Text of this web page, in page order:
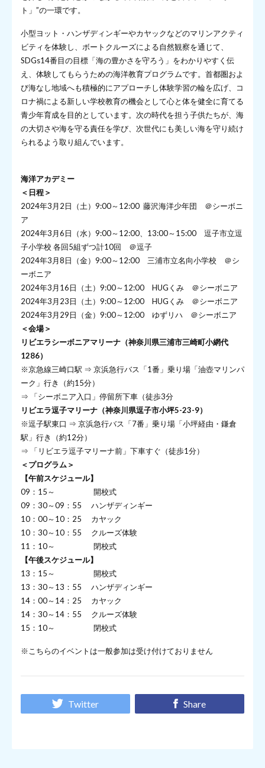
ト」”の一環です。
小型ヨット・ハンザディンギーやカヤックなどのマリンアクティ
ビティを体験し、ボートクルーズによる自然観察を通じて、
SDGs14番目の目標「海の豊かさを守ろう」をわかりやすく伝
え、体験してもらうための海洋教育プログラムです。首都圏およ
び海なし地域へも積極的にアプローチし体験学習の輪を広げ、コ
ロナ禍による新しい学校教育の機会として心と体を健全に育てる
青少年育成を目的としています。次の時代を担う子供たちが、海
の大切さや海を守る責任を学び、次世代にも美しい海を守り続け
られるよう取り組んでいます。
海洋アカデミー
＜日程＞
2024年3月2日（土）9:00～12:00 藤沢海洋少年団 ＠シーボニ
ア
2024年3月6日（水）9:00～12:00、13:00～15:00 逗子市立逗
子小学校 各回5組ずつ計10回 ＠逗子
2024年3月8日（金）9:00～12:00 三浦市立名向小学校 ＠シ
ーボニア
2024年3月16日（土）9:00～12:00 HUGくみ ＠シーボニア
2024年3月23日（土）9:00～12:00 HUGくみ ＠シーボニア
2024年3月29日（金）9:00～12:00 ゆずリハ ＠シーボニア
＜会場＞
リビエラシーボニアマリーナ（神奈川県三浦市三崎町小網代
1286）
※京急線三崎口駅 ⇒ 京浜急行バス「1番」乗り場「油壺マリンパ
ーク」行き（約15分）
⇒ 「シーボニア入口」停留所下車（徒歩3分
リビエラ逗子マリーナ（神奈川県逗子市小坪5-23-9）
※逗子駅東口 ⇒ 京浜急行バス「7番」乗り場「小坪経由・鎌倉
駅」行き（約12分）
⇒ 「リビエラ逗子マリーナ前」下車すぐ（徒歩1分）
＜プログラム＞
【午前スケジュール】
09：15～ 開校式
09：30～09：55 ハンザディンギー
10：00～10：25 カヤック
10：30～10：55 クルーズ体験
11：10～ 閉校式
【午後スケジュール】
13：15～ 開校式
13：30～13：55 ハンザディンギー
14：00～14：25 カヤック
14：30～14：55 クルーズ体験
15：10～ 閉校式
※こちらのイベントは一般参加は受け付けておりません
Twitter Share